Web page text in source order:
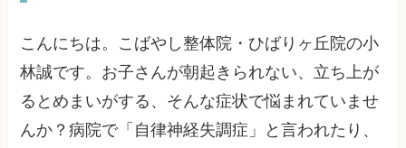
こんにちは。こばやし整体院・ひばりヶ丘院の小
林誠です。お子さんが朝起きられない、立ち上が
るとめまいがする、そんな症状で悩まれていませ
んか？病院で「自律神経失調症」と言われたり、